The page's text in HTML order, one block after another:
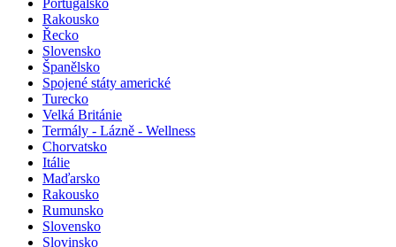
Rakousko
Řecko
Slovensko
Španělsko
Spojené státy americké
Turecko
Velká Británie
Termály - Lázně - Wellness
Chorvatsko
Itálie
Maďarsko
Rakousko
Rumunsko
Slovensko
Slovinsko